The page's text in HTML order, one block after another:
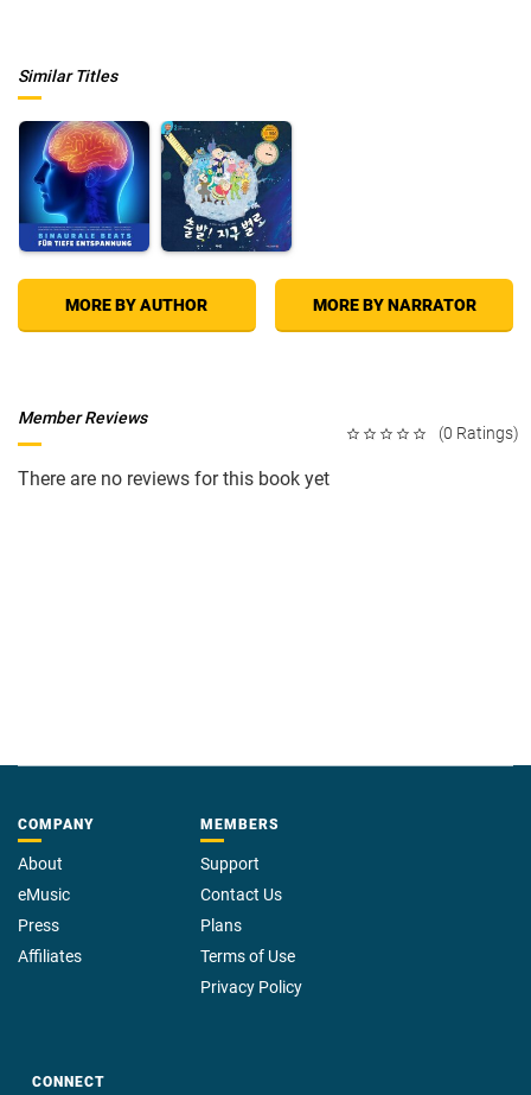
Similar Titles
MORE BY AUTHOR MORE BY NARRATOR
(0 Ratings)
Member Reviews
There are no reviews for this book yet
COMPANY
About
eMusic
Press
Affiliates
MEMBERS
Support
Contact Us
Plans
Terms of Use
Privacy Policy
CONNECT